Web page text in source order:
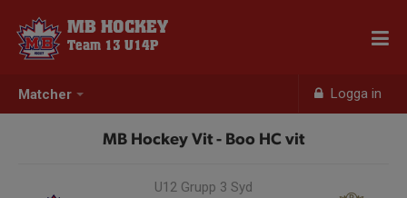
Matcher Logga in
MB HOCKEY
Team 13 U14P
MB Hockey Vit - Boo HC vit
U12 Grupp 3 Syd